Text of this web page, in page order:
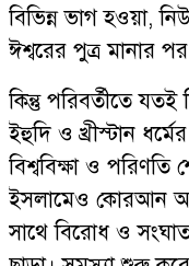
বিভিন্ন ভাগ হওয়া,
ঈশ্বরের পুত্র মানার
কিন্তু পরিবর্তীতে
ইহুদি ও খ্রীস্টান
বিশ্ববিক্ষা ও
ইসলামেও কোরআন
সাথে বিরোধ ও